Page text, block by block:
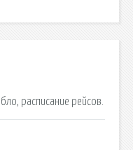
расписание рейсов.